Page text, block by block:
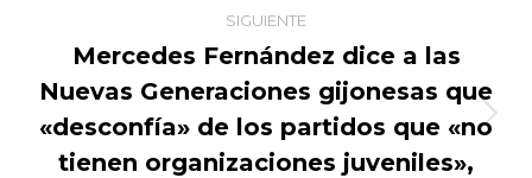
SIGUIENTE
Publicación
siguiente:
Mercedes Fernández dice a las
Nuevas Generaciones gijonesas que
«desconfía» de los partidos que «no
tienen organizaciones juveniles»,